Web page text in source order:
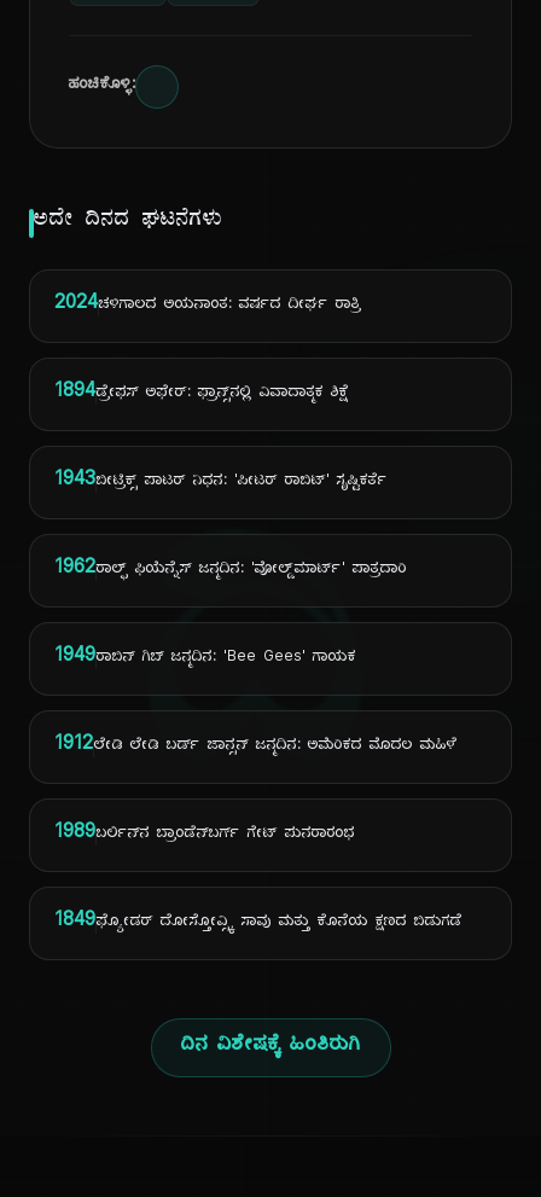
ದಿ
ಹಂಚಿಕೊಳ್ಳಿ:
ಅದೇ ದಿನದ ಘಟನೆಗಳು
2024ಚಳಿಗಾಲದ ಅಯನಾಂತ: ವರ್ಷದ ದೀರ್ಘ ರಾತ್ರಿ
1894ಡ್ರೇಫಸ್ ಅಫೇರ್: ಫ್ರಾನ್ಸ್‌ನಲ್ಲಿ ವಿವಾದಾತ್ಮಕ ಶಿಕ್ಷೆ
1943ಬೀಟ್ರಿಕ್ಸ್ ಪಾಟರ್ ನಿಧನ: 'ಪೀಟರ್ ರಾಬಿಟ್' ಸೃಷ್ಟಿಕರ್ತೆ
1962ರಾಲ್ಫ್ ಫಿಯೆನ್ನೆಸ್ ಜನ್ಮದಿನ: 'ವೋಲ್ಡ್‌ಮಾರ್ಟ್' ಪಾತ್ರದಾರಿ
1949ರಾಬಿನ್ ಗಿಬ್ ಜನ್ಮದಿನ: 'Bee Gees' ಗಾಯಕ
1912ಲೇಡಿ ಲೇಡಿ ಬರ್ಡ್ ಜಾನ್ಸನ್ ಜನ್ಮದಿನ: ಅಮೆರಿಕದ ಮೊದಲ ಮಹಿಳೆ
1989ಬರ್ಲಿನ್‌ನ ಬ್ರಾಂಡೆನ್‌ಬರ್ಗ್ ಗೇಟ್ ಪುನರಾರಂಭ
1849ಫ್ಯೋಡರ್ ದೋಸ್ತೋವ್ಸ್ಕಿ ಸಾವು ಮತ್ತು ಕೊನೆಯ ಕ್ಷಣದ ಬಿಡುಗಡೆ
ದಿನ ವಿಶೇಷಕ್ಕೆ ಹಿಂತಿರುಗಿ